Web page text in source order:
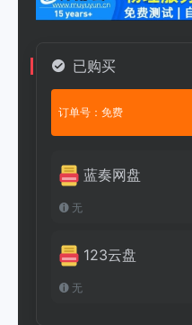
已购买
订单号：免费
蓝奏网盘
无
123云盘
无